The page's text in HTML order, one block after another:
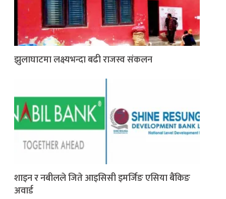
झुलाघाटमा लक्ष्यभन्दा बढी राजस्व संकलन
शाइन र नबीलले जिते आइसिसी इमर्जिङ एसिया बैंकिङ
अवार्ड